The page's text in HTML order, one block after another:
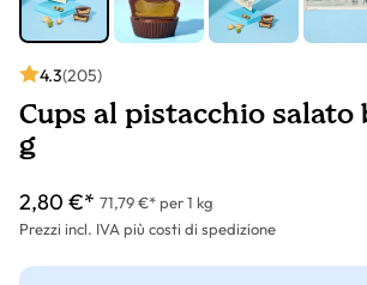
4.3(205)
Cups al pistacchio salato
g
2,80 €* 71,79 €* per 1 kg
Prezzi incl. IVA più costi di spedizione